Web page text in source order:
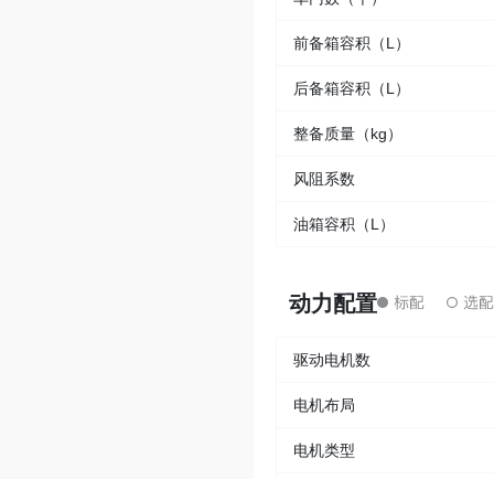
前备箱容积（L）
后备箱容积（L）
整备质量（kg）
风阻系数
油箱容积（L）
动力配置
驱动电机数
电机布局
电机类型